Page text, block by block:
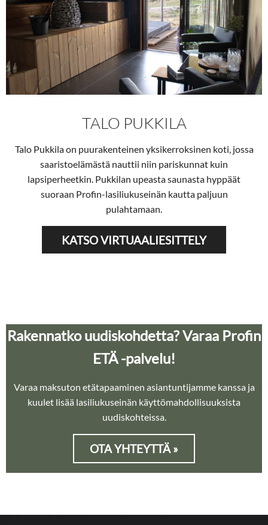
TALO PUKKILA
Talo Pukkila on puurakenteinen yksikerroksinen koti, jossa
saaristoelämästä nauttii niin pariskunnat kuin
lapsiperheetkin. Pukkilan upeasta saunasta hyppäät
suoraan Profin-lasiliukuseinän kautta paljuun
pulahtamaan.
KATSO VIRTUAALIESITTELY
Rakennatko uudiskohdetta? Varaa Profin
ETÄ -palvelu!
Varaa maksuton etätapaaminen asiantuntijamme kanssa ja
kuulet lisää lasiliukuseinän käyttömahdollisuuksista
uudiskohteissa.
OTA YHTEYTTÄ »